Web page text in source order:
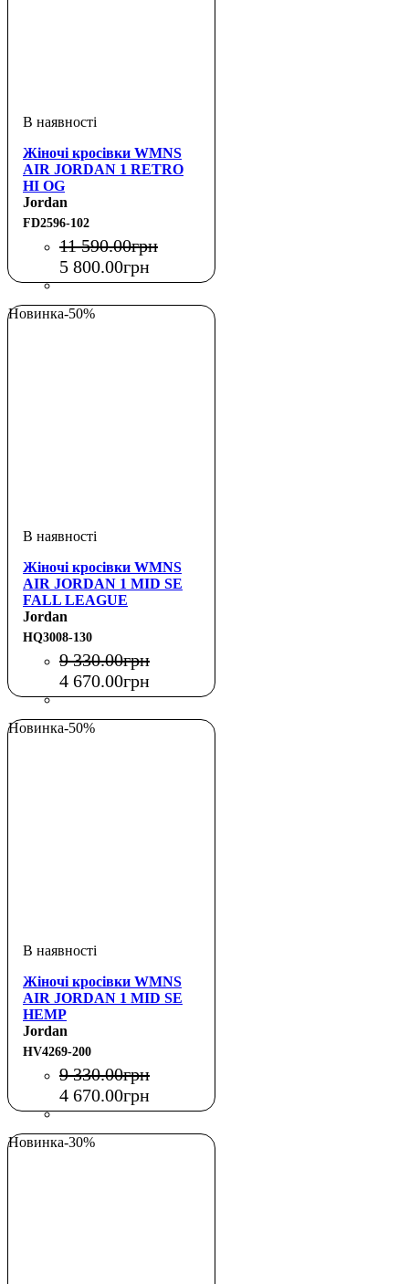
Жіночі кросівки WMNS
AIR JORDAN 1 RETRO
HI OG
Jordan
FD2596-102
11 590.00грн
5 800.00грн
Новинка-50%
Жіночі кросівки WMNS
AIR JORDAN 1 MID SE
FALL LEAGUE
Jordan
HQ3008-130
9 330.00грн
4 670.00грн
Новинка-50%
Жіночі кросівки WMNS
AIR JORDAN 1 MID SE
HEMP
Jordan
HV4269-200
9 330.00грн
4 670.00грн
Новинка-30%